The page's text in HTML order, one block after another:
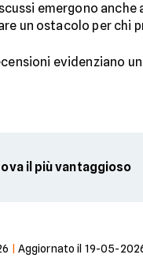
emergono
un ostacolo per
evidenziano
il più vantaggioso
Aggiornato il 19-05-